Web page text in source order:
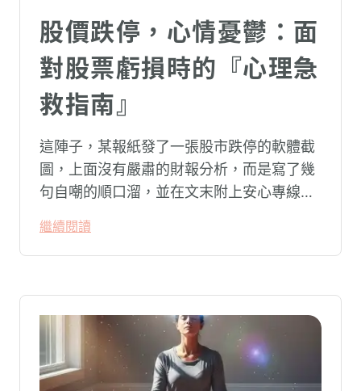
股價跌停，心情憂鬱：面
對股票虧損時的『心理急
救指南』
這陣子，某報紙發了一張股市跌停的軟體截
圖，上面沒有嚴肅的財報分析，而是寫了幾
句自嘲的順口溜，並在文末附上安心專線與
被廣泛轉載。對許多投資人而言，螢幕上下
跌的數字背後，實質連結的是個人的財務壓
繼續閱讀